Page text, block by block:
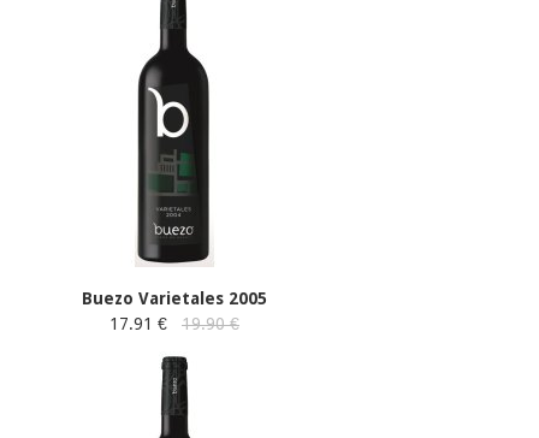
Buezo Varietales 2005
17.91 €
19.90 €